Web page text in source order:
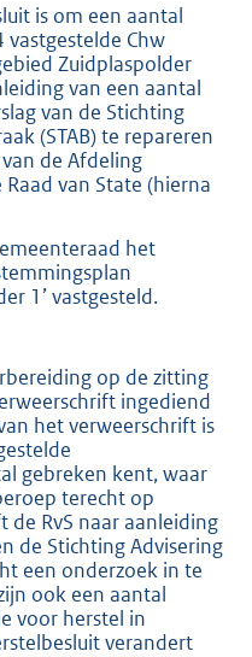
is om een aantal
Chw
Zuidplaspolder
van een aantal
van de Stichting
(STAB) te repareren
de Afdeling
van State (hierna
het
1’ vastgesteld.
op de zitting
ingediend
het verweerschrift is
gebreken kent, waar
terecht op
de RvS naar aanleiding
de Stichting Advisering
een onderzoek in te
ook een aantal
voor herstel in
verandert